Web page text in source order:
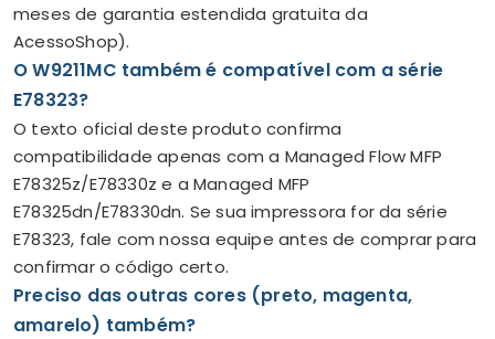
meses de garantia estendida gratuita da
AcessoShop).
O W9211MC também é compatível com a série
E78323?
O texto oficial deste produto confirma
compatibilidade apenas com a Managed Flow MFP
E78325z/E78330z e a Managed MFP
E78325dn/E78330dn. Se sua impressora for da série
E78323, fale com nossa equipe antes de comprar para
confirmar o código certo.
Preciso das outras cores (preto, magenta,
amarelo) também?